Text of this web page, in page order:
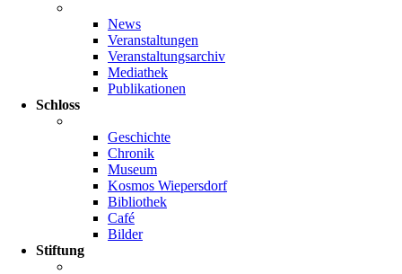
News
Veranstaltungen
Veranstaltungsarchiv
Mediathek
Publikationen
Schloss
Geschichte
Chronik
Museum
Kosmos Wiepersdorf
Bibliothek
Café
Bilder
Stiftung